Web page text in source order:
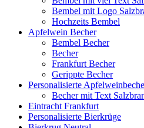
Bembel mit Logo
Hochzeits Bembel
Apfelwein Becher
Bembel Becher
Becher
Frankfurt Becher
Gerippte Becher
Personalisierte
Becher mit Text
Eintracht Frankfurt
Personalisierte Bierkrüge